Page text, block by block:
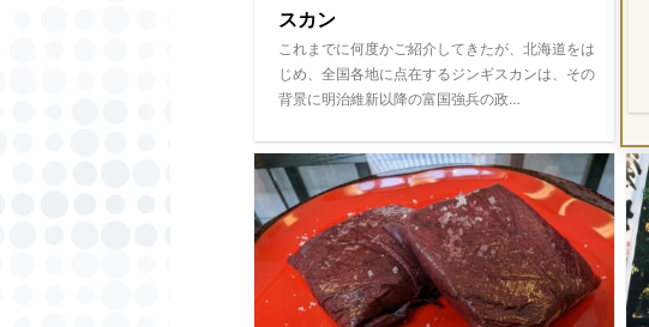
スカン
これまでに何度かご紹介してきたが、北海道をは
じめ、全国各地に点在するジンギスカンは、その
背景に明治維新以降の富国強兵の政…